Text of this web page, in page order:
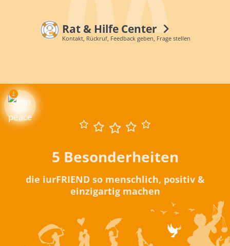
Rat & Hilfe Center
Kontakt, Rückruf, Feedback geben, Frage stellen
5 Besonderheiten
die iurFRIEND so menschlich, positiv &
einzigartig machen